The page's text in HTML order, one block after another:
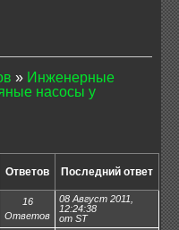
» Инженерные
насосы у
Ответов Последний ответ
16
Ответов
08 Август 2011,
12:24:38
от ST